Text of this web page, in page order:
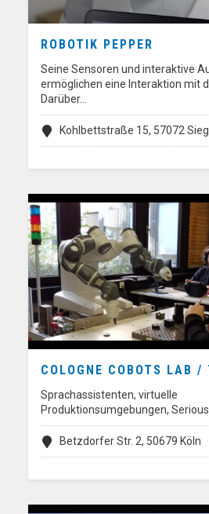
ROBOTIK PEPPER
Seine Sensoren und interaktive
ermöglichen eine Interaktion mit
Darüber…
Kohlbettstraße 15, 57072
COLOGNE COBOTS LAB /
Sprachassistenten, virtuelle
Produktionsumgebungen,
Betzdorfer Str. 2, 50679 Köln